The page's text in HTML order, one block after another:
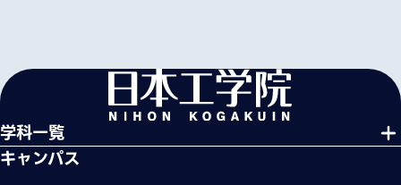
学科一覧
キャンパス